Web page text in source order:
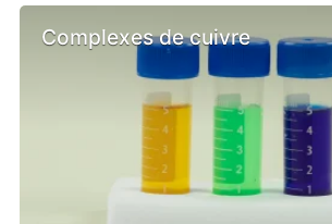
Complexes de cuivre